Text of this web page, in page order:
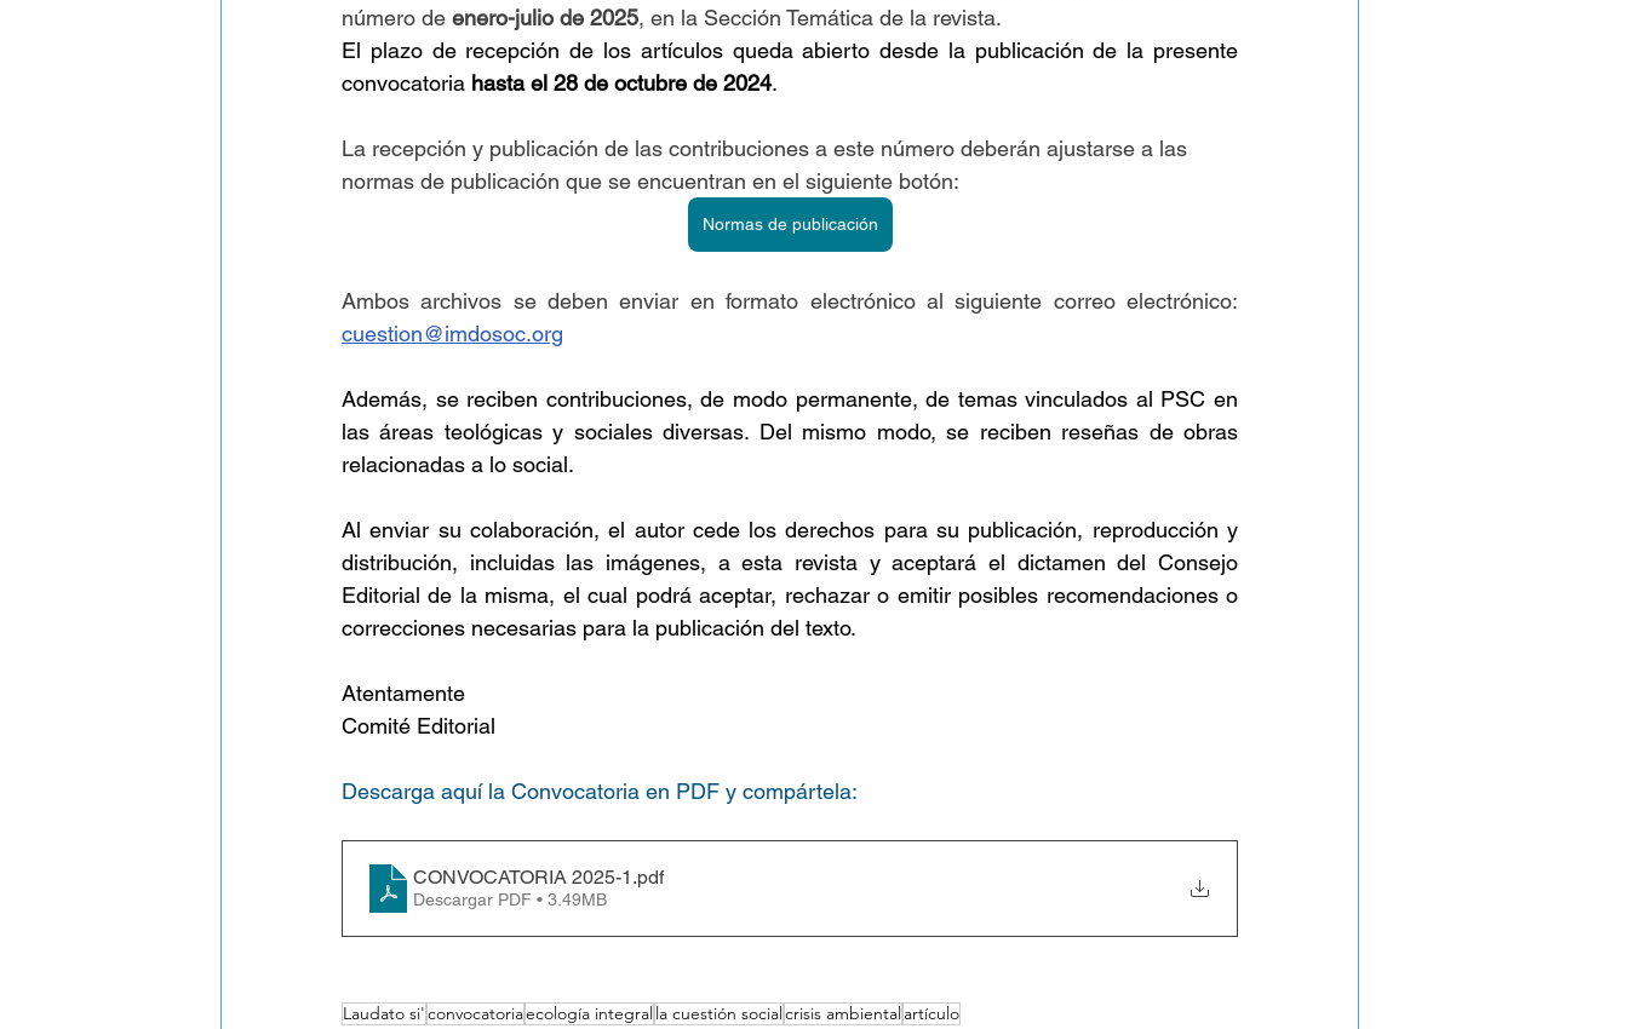
número de enero-julio de 2025, en la Sección Temática de la revista.
El plazo de recepción de los artículos queda abierto desde la publicación de la presente
convocatoria hasta el 28 de octubre de 2024.
La recepción y publicación de las contribuciones a este número deberán ajustarse a las
normas de publicación que se encuentran en el siguiente botón:
Normas de publicación
cuestion@imdosoc.org
Además, se reciben contribuciones, de modo permanente, de temas vinculados al PSC en
las áreas teológicas y sociales diversas. Del mismo modo, se reciben reseñas de obras
relacionadas a lo social.
Al enviar su colaboración, el autor cede los derechos para su publicación, reproducción y
distribución, incluidas las imágenes, a esta revista y aceptará el dictamen del Consejo
Editorial de la misma, el cual podrá aceptar, rechazar o emitir posibles recomendaciones o
correcciones necesarias para la publicación del texto.
Atentamente
Comité Editorial
Descarga aquí la Convocatoria en PDF y compártela:
CONVOCATORIA 2025-1 .pdf
Descargar PDF • 3.49MB
Laudato si'convocatoriaecología integralla cuestión socialcrisis ambientalartículo